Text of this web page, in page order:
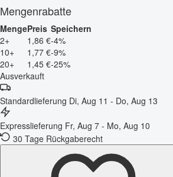
Mengenrabatte
MengePreis Speichern
2+
1,86 €-4%
10+
1,77 €-9%
20+
1,45 €-25%
Ausverkauft
Standardlieferung Di, Aug 11 - Do, Aug 13
Expresslieferung Fr, Aug 7 - Mo, Aug 10
30 Tage Rückgaberecht